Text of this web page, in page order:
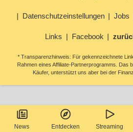
News Entdecken Streaming
Datenschutzeinstellungen Jobs
Links Facebook
* Transparenzhinweis: Für gekennzeichnete
Rahmen eines Affiliate-Partnerprogramms. Das
Käufer, unterstützt uns aber bei der